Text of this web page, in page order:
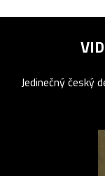
Jedinečný český